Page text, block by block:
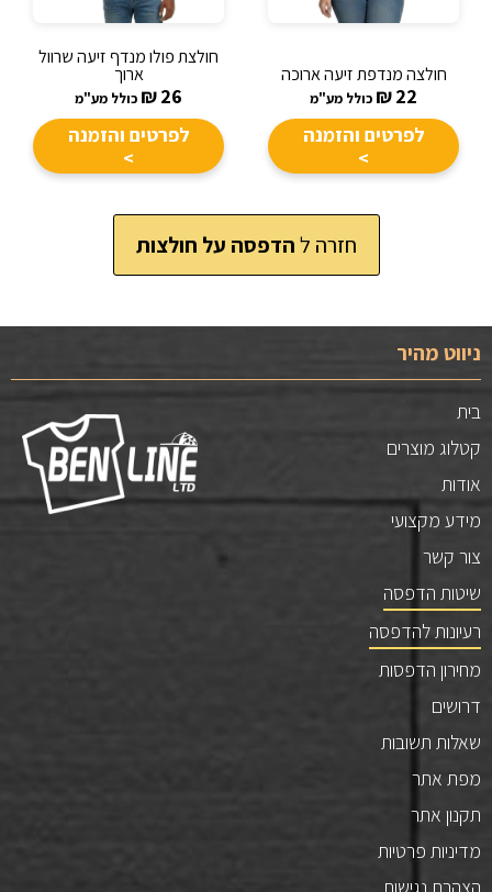
חולצה מנדפת זיעה ארוכה
22
₪ כולל מע"מ
לפרטים והזמנה
>
חולצת פולו מנדף זיעה שרוול
ארוך
26
₪ כולל מע"מ
לפרטים והזמנה
>
חזרה להדפסה על חולצות
ניווט מהיר
בית
קטלוג מוצרים
אודות
מידע מקצועי
צור קשר
שיטות הדפסה
רעיונות להדפסה
מחירון הדפסות
דרושים
שאלות תשובות
מפת אתר
תקנון אתר
מדיניות פרטיות